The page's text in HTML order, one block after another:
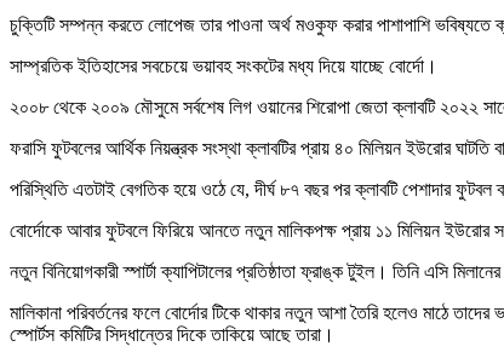
চুক্তিটি সম্পন্ন করতে লোপেজ তার পাওনা অর্থ মওকুফ করার পাশাপাশি ভবিষ্যতে
সাম্প্রতিক ইতিহাসের সবচেয়ে ভয়াবহ সংকটের মধ্য দিয়ে যাচ্ছে বোর্দো।
২০০৮ থেকে ২০০৯ মৌসুমে সর্বশেষ লিগ ওয়ানের শিরোপা জেতা ক্লাবটি ২০২২
ফরাসি ফুটবলের আর্থিক নিয়ন্ত্রক সংস্থা ক্লাবটির প্রায় ৪০ মিলিয়ন ইউরোর ঘাটতি
পরিস্থিতি এতটাই বেগতিক হয়ে ওঠে যে, দীর্ঘ ৮৭ বছর পর ক্লাবটি পেশাদার
বোর্দোকে আবার ফুটবলে ফিরিয়ে আনতে নতুন মালিকপক্ষ প্রায় ১১ মিলিয়ন ইউরোর
নতুন বিনিয়োগকারী স্পার্টা ক্যাপিটালের প্রতিষ্ঠাতা ফ্রাঙ্ক টুইল। তিনি এসি
মালিকানা পরিবর্তনের ফলে বোর্দোর টিকে থাকার নতুন আশা তৈরি হলেও মাঠে
স্পোর্টস কমিটির সিদ্ধান্তের দিকে তাকিয়ে আছে তারা।